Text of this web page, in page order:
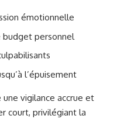
émotionnelle
budget personnel
l’épuisement
vigilance accrue et
court, privilégiant la